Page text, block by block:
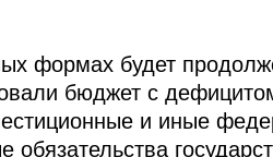
формах будет
бюджет с
и иные